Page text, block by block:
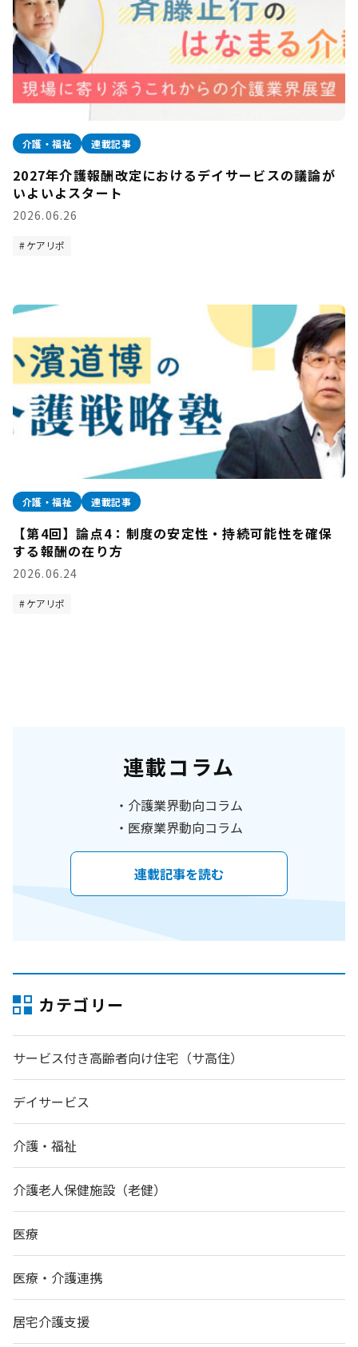
介護・福祉 連載記事
2027年介護報酬改定におけるデイサービスの議論が
いよいよスタート
2026.06.26
ケアリポ
介護・福祉 連載記事
【第4回】論点4：制度の安定性・持続可能性を確保
する報酬の在り方
2026.06.24
ケアリポ
連載コラム
介護業界動向コラム
医療業界動向コラム
連載記事を読む
カテゴリー
サービス付き高齢者向け住宅（サ高住）
デイサービス
介護・福祉
介護老人保健施設（老健）
医療
医療・介護連携
居宅介護支援